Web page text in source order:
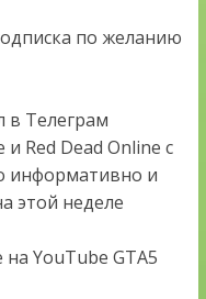
по желанию
в Телеграм
Red Dead Online с
информативно и
этой неделе
YouTube GTA5